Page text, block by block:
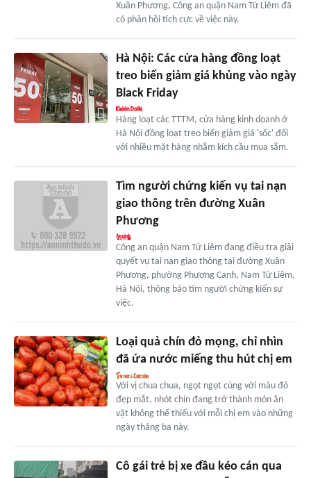
Xuân Phương, Công an quận Nam Từ Liêm đã
có phản hồi tích cực về việc này.
Hà Nội: Các cửa hàng đồng loạt
treo biển giảm giá khủng vào ngày
Black Friday
Hàng loạt các TTTM, cửa hàng kinh doanh ở
Hà Nội đồng loạt treo biển giảm giá 'sốc' đối
với nhiều mặt hàng nhằm kích cầu mua sắm.
Tìm người chứng kiến vụ tai nạn
giao thông trên đường Xuân
Phương
Công an quận Nam Từ Liêm đang điều tra giải
quyết vụ tai nạn giao thông tại đường Xuân
Phương, phường Phương Canh, Nam Từ Liêm,
Hà Nội, thông báo tìm người chứng kiến sự
việc.
Loại quả chín đỏ mọng, chỉ nhìn
đã ứa nước miếng thu hút chị em
Với vị chua chua, ngọt ngọt cùng với màu đỏ
đẹp mắt, nhót chín đang trở thành món ăn
vặt không thể thiếu với mỗi chị em vào những
ngày tháng ba này.
Cô gái trẻ bị xe đầu kéo cán qua